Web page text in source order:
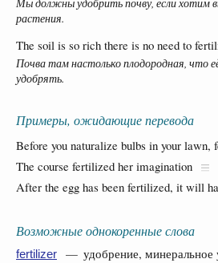
Мы должны удобрить почву, если хотим
растения.
The soil is so rich there is no need to
Почва там настолько плодородная, что
удобрять.
Примеры, ожидающие перевода
Before you naturalize bulbs in your
The course fertilized her imagination
After the egg has been fertilized, it will
Возможные однокоренные слова
fertilizer
— удобрение, минеральное